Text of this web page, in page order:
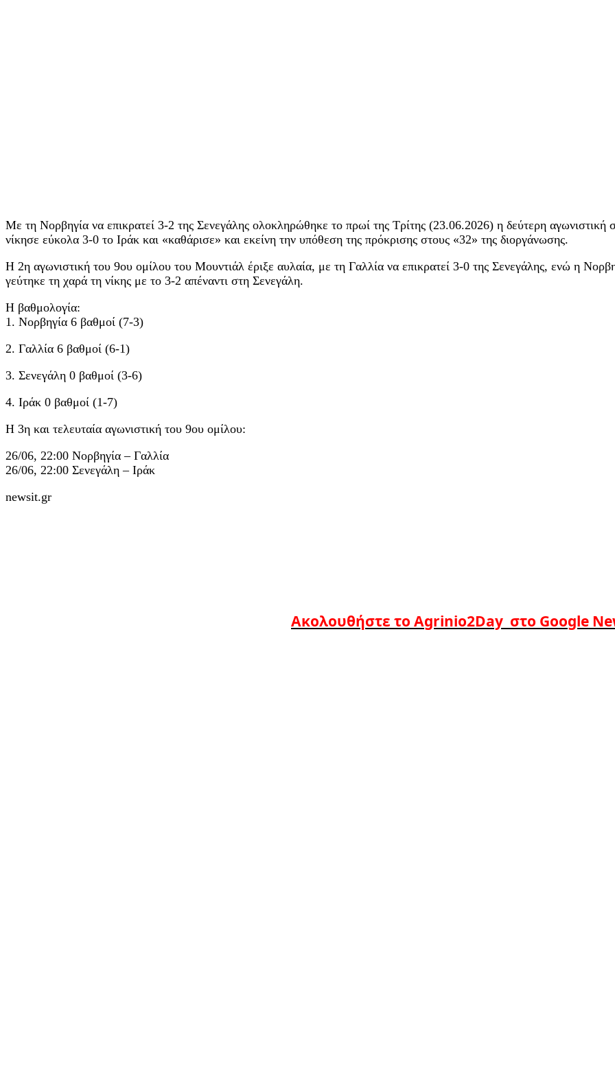
Με τη Νορβηγία να επικρατεί 3-2 της Σενεγάλης ολοκληρώθηκε το πρωί της Τρίτης (23.06.2026) η δεύτερη
νίκησε εύκολα 3-0 το Ιράκ και «καθάρισε» και εκείνη την υπόθεση της πρόκρισης στους «32» της διοργάνωσης.
Η 2η αγωνιστική του 9ου ομίλου του Μουντιάλ έριξε αυλαία, με τη Γαλλία να επικρατεί 3-0 της Σενεγάλης, ενώ η
γεύτηκε τη χαρά τη νίκης με το 3-2 απέναντι στη Σενεγάλη.
Η βαθμολογία:
1. Νορβηγία 6 βαθμοί (7-3)
2. Γαλλία 6 βαθμοί (6-1)
3. Σενεγάλη 0 βαθμοί (3-6)
4. Ιράκ 0 βαθμοί (1-7)
Η 3η και τελευταία αγωνιστική του 9ου ομίλου:
26/06, 22:00 Νορβηγία – Γαλλία
26/06, 22:00 Σενεγάλη – Ιράκ
newsit.gr
Ακολουθήστε το Agrinio2Day στο Google